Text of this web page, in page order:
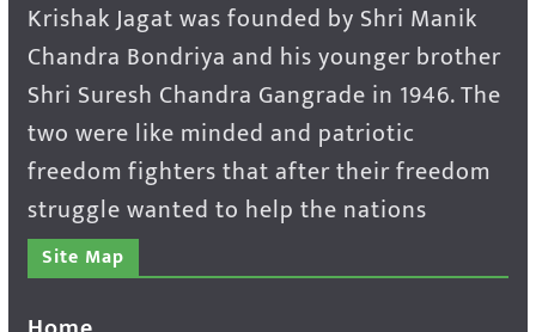
Krishak Jagat was founded by Shri Manik
Chandra Bondriya and his younger brother
Shri Suresh Chandra Gangrade in 1946. The
two were like minded and patriotic
freedom fighters that after their freedom
struggle wanted to help the nations
Site Map